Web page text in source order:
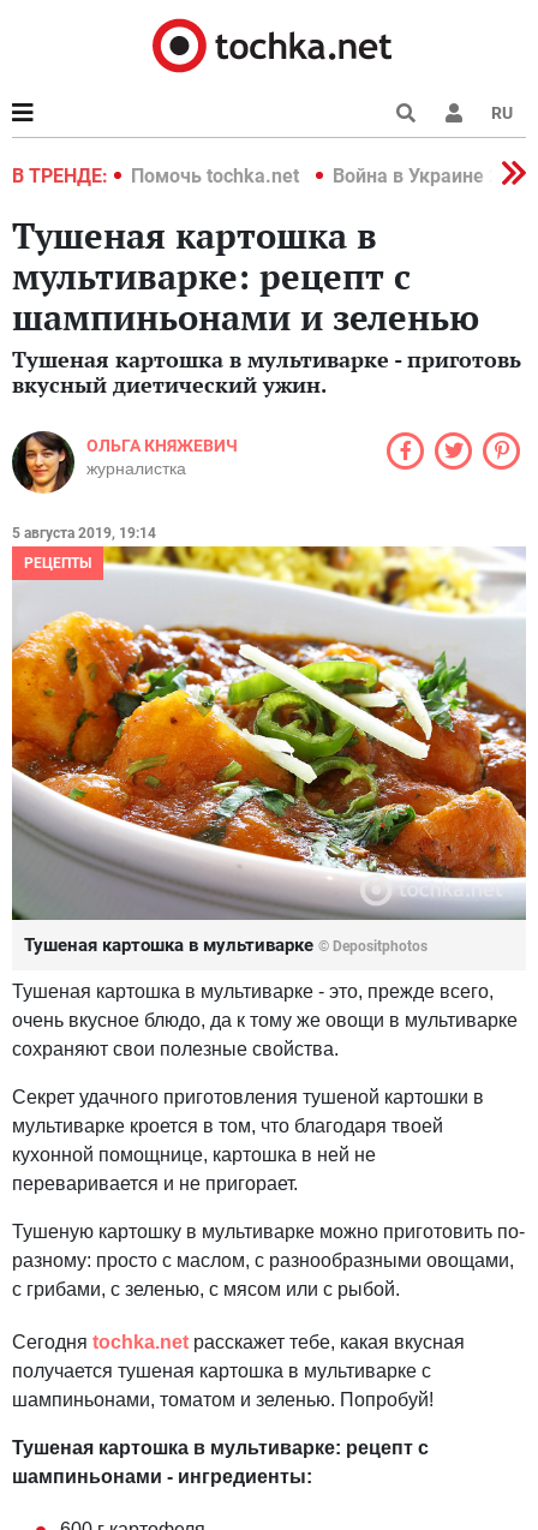
RU
В ТРЕНДЕ:
2022 Помочь tochka.net Война в Украине 2022
Тушеная картошка в
мультиварке: рецепт с
шампиньонами и зеленью
Тушеная картошка в мультиварке - приготовь
вкусный диетический ужин.
ОЛЬГА КНЯЖЕВИЧ
журналистка
5 августа 2019, 19:14
РЕЦЕПТЫ
Тушеная картошка в мультиварке © Depositphotos
Тушеная картошка в мультиварке - это, прежде всего,
очень вкусное блюдо, да к тому же овощи в мультиварке
сохраняют свои полезные свойства.
Секрет удачного приготовления тушеной картошки в
мультиварке кроется в том, что благодаря твоей
кухонной помощнице, картошка в ней не
переваривается и не пригорает.
Тушеную картошку в мультиварке можно приготовить по-
разному: просто с маслом, с разнообразными овощами,
с грибами, с зеленью, с мясом или с рыбой.
Сегодня tochka.net расскажет тебе, какая вкусная
получается тушеная картошка в мультиварке с
шампиньонами, томатом и зеленью. Попробуй!
Тушеная картошка в мультиварке: рецепт с
шампиньонами - ингредиенты: